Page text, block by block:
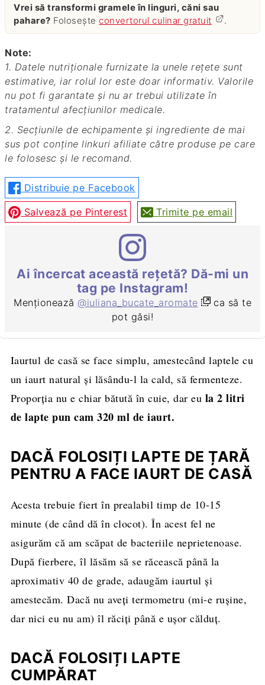
Vrei să transformi gramele în linguri, căni sau
pahare? Foloseșteconvertorul culinar gratuit .
Note:
1. Datele nutriționale furnizate la unele rețete sunt
estimative, iar rolul lor este doar informativ. Valorile
nu pot fi garantate și nu ar trebui utilizate în
tratamentul afecțiunilor medicale.
2. Secțiunile de echipamente și ingrediente de mai
sus pot conține linkuri afiliate către produse pe care
le folosesc și le recomand.
Distribuie pe Facebook
Salvează pe Pinterest Trimite pe email
Ai încercat această rețetă? Dă-mi un
tag pe Instagram!
Menționează @iuliana_bucate_aromate
ca să te
pot găsi!
Iaurtul de casă se face simplu, amestecând laptele cu
un iaurt natural și lăsându-l la cald, să fermenteze.
Proporția nu e chiar bătută în cuie, dar eu la 2 litri
de lapte pun cam 320 ml de iaurt.
DACĂ FOLOSIȚI LAPTE DE ȚARĂ
PENTRU A FACE IAURT DE CASĂ
Acesta trebuie fiert în prealabil timp de 10-15
minute (de când dă în clocot). În acest fel ne
asigurăm că am scăpat de bacteriile neprietenoase.
După fierbere, îl lăsăm să se răcească până la
aproximativ 40 de grade, adaugăm iaurtul și
amestecăm. Dacă nu aveți termometru (mi-e rușine,
dar nici eu nu am) îl răciți până e ușor călduț.
DACĂ FOLOSIȚI LAPTE
CUMPĂRAT